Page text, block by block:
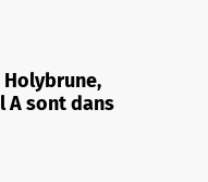
Holybrune,
A sont dans